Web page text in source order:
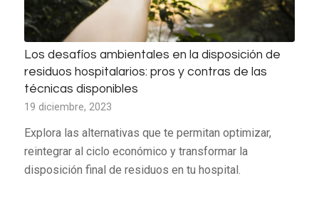
Los desafíos ambientales en la disposición de
residuos hospitalarios: pros y contras de las
técnicas disponibles
19 diciembre, 2023
Explora las alternativas que te permitan optimizar,
reintegrar al ciclo económico y transformar la
disposición final de residuos en tu hospital.